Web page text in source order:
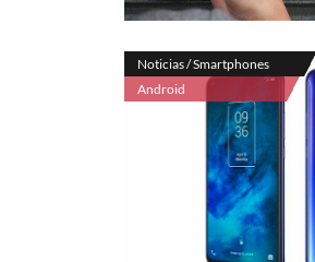
Noticias / Smartphones
Android